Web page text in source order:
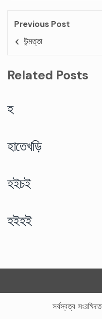
Previous Post
উন্মত্তা
Related Posts
হ
হাতেখড়ি
হইচই
হইহই
সর্বস্বত্ব সংরক্ষিতে